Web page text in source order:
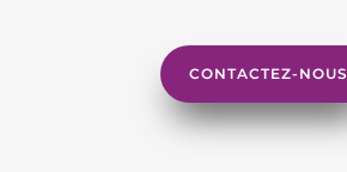
CONTACTEZ-NOUS